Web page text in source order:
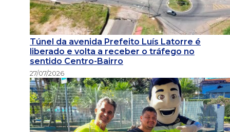
Túnel da avenida Prefeito Luís Latorre é
liberado e volta a receber o tráfego no
sentido Centro-Bairro
27/07/2026